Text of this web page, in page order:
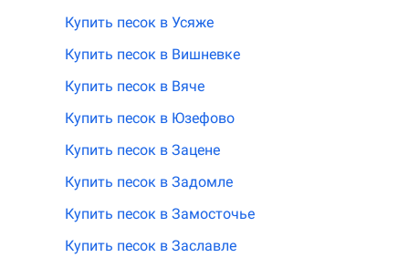
Купить песок в Усяже
Купить песок в Вишневке
Купить песок в Вяче
Купить песок в Юзефово
Купить песок в Зацене
Купить песок в Задомле
Купить песок в Замосточье
Купить песок в Заславле